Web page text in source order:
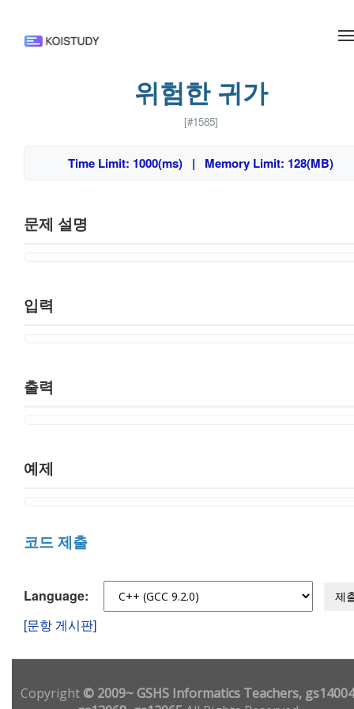
위험한 귀가
[#1585]
Time Limit: 1000(ms) | Memory Limit: 128(MB)
문제 설명
입력
출력
예제
코드 제출
Language: 제
[문항 게시판]
Copyright© 2009~ GSHS Informatics Teachers,